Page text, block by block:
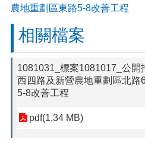
農地重劃區東路5-8改善工程
相關檔案
1081031_標案1081017_公開
西四路及新營農地重劃區北路
5-8改善工程
pdf(1.34 MB)